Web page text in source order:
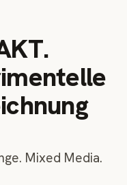
Mixed Media.